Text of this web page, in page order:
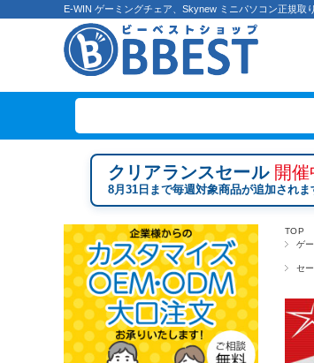
E-WIN ゲーミングチェア、Skynew ミニパソコン正規
クリアランスセール 開催
8月31日まで毎週対象商品が追加されま
TOP
ゲ
セ